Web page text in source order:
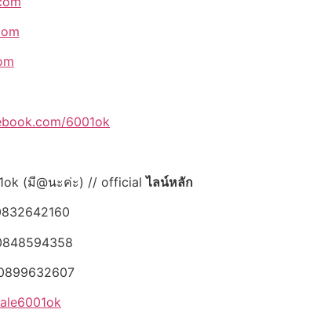
6001ok
(มี@นะค่ะ) // officialไลน์หลัก